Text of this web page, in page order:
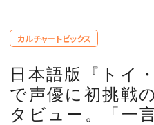
LIFESTYLE
CULTURE
カルチャートピックス
日本語版『トイ
で声優に初挑戦
タビュー。「一